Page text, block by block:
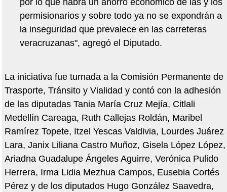
por lo que habrá un ahorro económico de las y los
permisionarios y sobre todo ya no se expondrán a
la inseguridad que prevalece en las carreteras
veracruzanas", agregó el Diputado.
La iniciativa fue turnada a la Comisión Permanente de
Trasporte, Tránsito y Vialidad y contó con la adhesión
de las diputadas Tania María Cruz Mejía, Citlali
Medellín Careaga, Ruth Callejas Roldán, Maribel
Ramírez Topete, Itzel Yescas Valdivia, Lourdes Juárez
Lara, Janix Liliana Castro Muñoz, Gisela López López,
Ariadna Guadalupe Ángeles Aguirre, Verónica Pulido
Herrera, Irma Lidia Mezhua Campos, Eusebia Cortés
Pérez y de los diputados Hugo González Saavedra,